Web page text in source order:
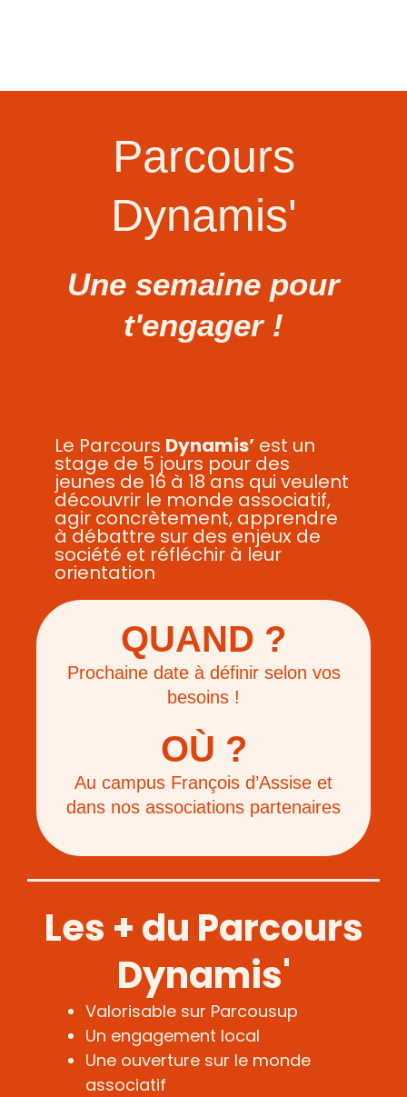
Parcours
Dynamis'
Une semaine pour
t'engager !
Le Parcours Dynamis’ est un
stage de 5 jours pour des
jeunes de 16 à 18 ans qui veulent
découvrir le monde associatif,
agir concrètement, apprendre
à débattre sur des enjeux de
société et réfléchir à leur
orientation
QUAND ?
Prochaine date à définir selon vos
besoins !
OÙ ?
Au campus François d’Assise et
dans nos associations partenaires
Les + du Parcours
Dynamis'
Valorisable sur Parcousup
Un engagement local
Une ouverture sur le monde
associatif